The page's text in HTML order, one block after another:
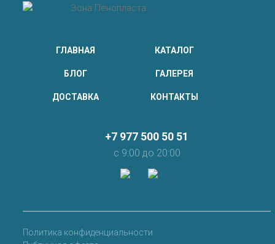
ГЛАВНАЯ КАТАЛОГ
БЛОГ ГАЛЕРЕЯ
ДОСТАВКА КОНТАКТЫ
+7 977 500 50 51
с 9:00 до 20:00
Политика конфиденциальности